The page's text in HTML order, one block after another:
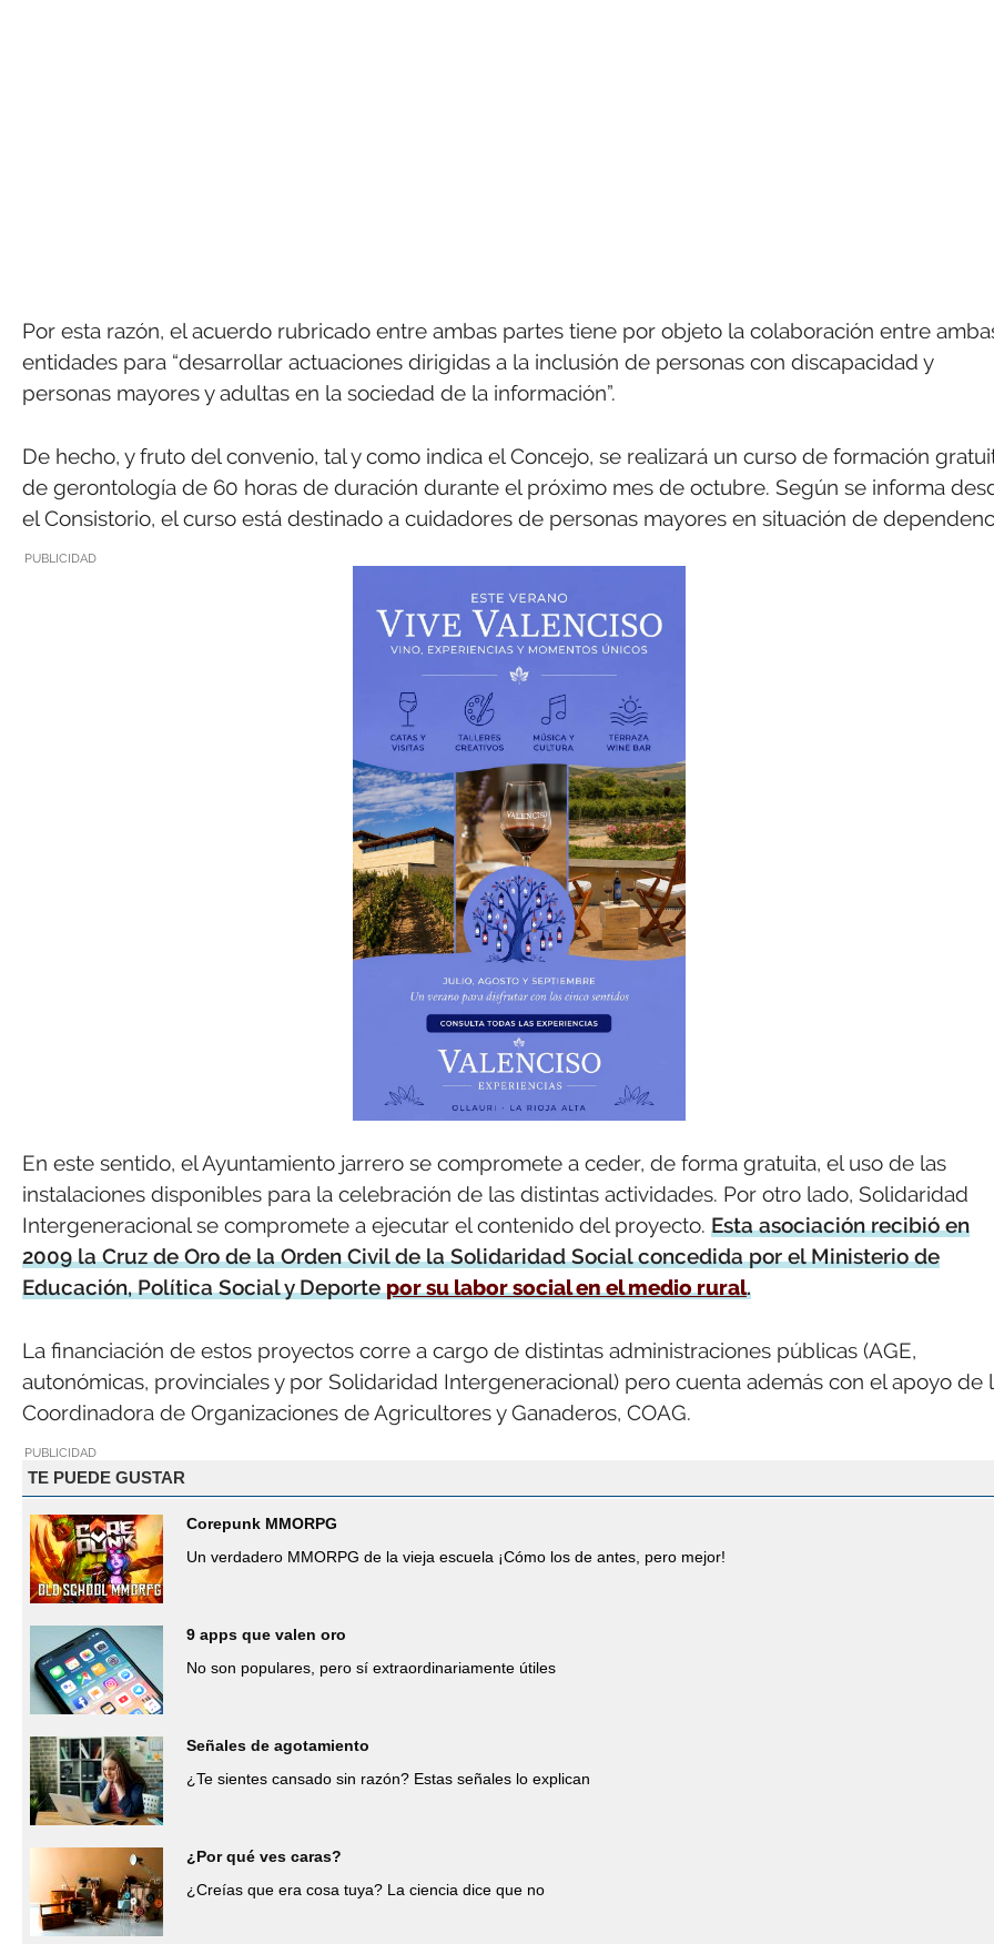
Por esta razón, el acuerdo rubricado entre ambas partes tiene por objeto la colaboración entre
entidades para “desarrollar actuaciones dirigidas a la inclusión de personas con discapacidad y
personas mayores y adultas en la sociedad de la información”.
De hecho, y fruto del convenio, tal y como indica el Concejo, se realizará un curso de formación
de gerontología de 60 horas de duración durante el próximo mes de octubre. Según se informa
el Consistorio, el curso está destinado a cuidadores de personas mayores en situación de
PUBLICIDAD
En este sentido, el Ayuntamiento jarrero se compromete a ceder, de forma gratuita, el uso de las
instalaciones disponibles para la celebración de las distintas actividades. Por otro lado, Solidaridad
Intergeneracional se compromete a ejecutar el contenido del proyecto. Esta asociación recibió en
2009 la Cruz de Oro de la Orden Civil de la Solidaridad Social concedida por el Ministerio de
Educación, Política Social y Deportepor su labor social en el medio rural.
La financiación de estos proyectos corre a cargo de distintas administraciones públicas (AGE,
autonómicas, provinciales y por Solidaridad Intergeneracional) pero cuenta además con el apoyo de
Coordinadora de Organizaciones de Agricultores y Ganaderos, COAG.
PUBLICIDAD
TE PUEDE GUSTAR
Corepunk MMORPG
Un verdadero MMORPG de la vieja escuela ¡Cómo los de antes, pero mejor!
9 apps que valen oro
No son populares, pero sí extraordinariamente útiles
Señales de agotamiento
¿Te sientes cansado sin razón? Estas señales lo explican
¿Por qué ves caras?
¿Creías que era cosa tuya? La ciencia dice que no